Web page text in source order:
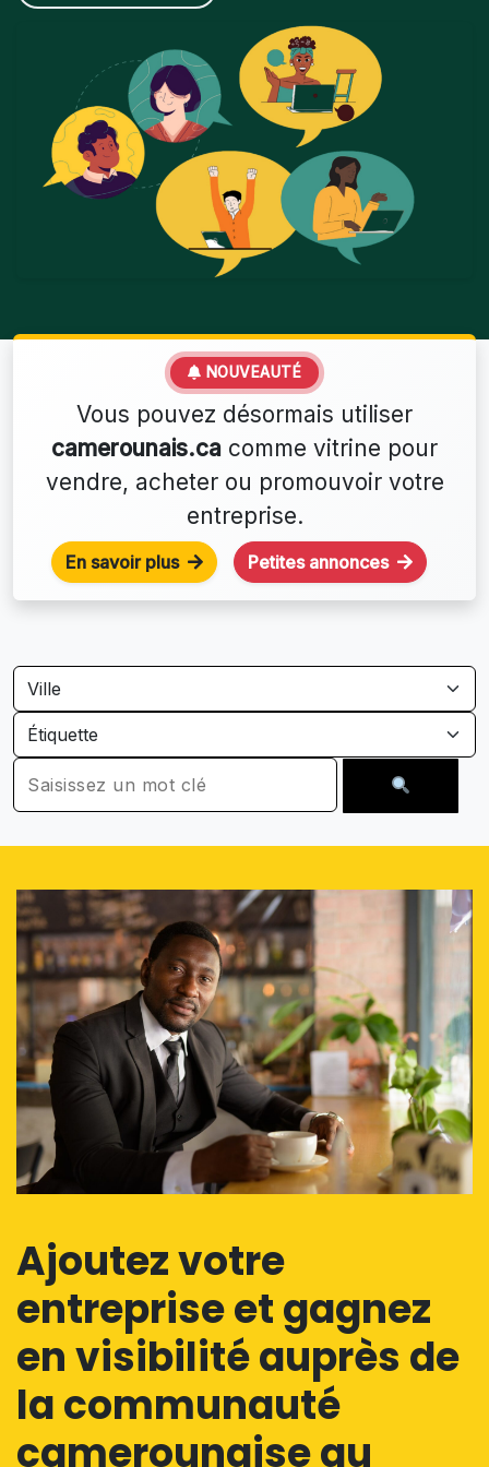
NOUVEAUTÉ
Vous pouvez désormais utiliser
camerounais.ca comme vitrine pour
vendre, acheter ou promouvoir votre
entreprise.
En savoir plus Petites annonces
Ajoutez votre
entreprise et gagnez
en visibilité auprès de
la communauté
camerounaise au